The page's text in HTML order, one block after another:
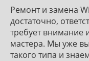
Ремонт и замена
достаточно,
требует внимание
мастера. Мы уже
такого типа и